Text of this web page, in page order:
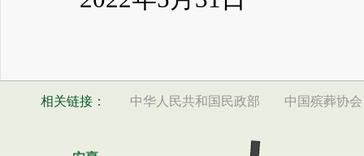
相关链接： 中华人民共和国民政部 中国殡葬协会